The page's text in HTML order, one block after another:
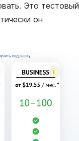
Это тестовый
он